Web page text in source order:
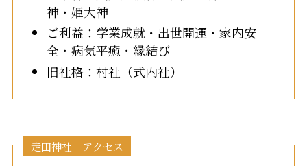
神・姫大神
ご利益：学業成就・出世開運・家内安
全・病気平癒・縁結び
旧社格：村社（式内社）
走田神社 アクセス